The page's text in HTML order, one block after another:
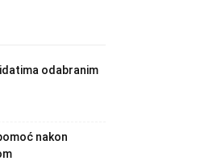
odabranim
nakon